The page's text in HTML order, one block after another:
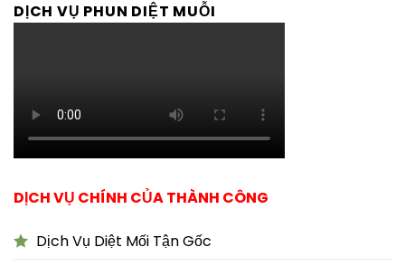
DỊCH VỤ PHUN DIỆT MUỖI
DỊCH VỤ CHÍNH CỦA THÀNH CÔNG
Dịch Vụ Diệt Mối Tận Gốc